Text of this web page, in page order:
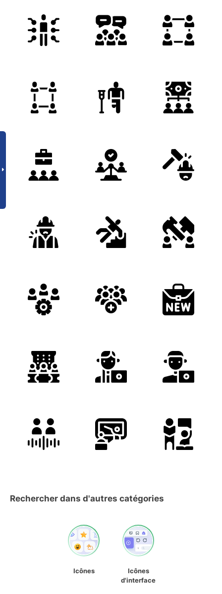
Rechercher dans d'autres catégories
Icônes
Icônes
d'interface